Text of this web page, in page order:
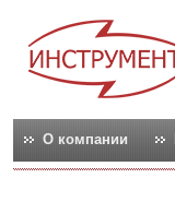
О компании